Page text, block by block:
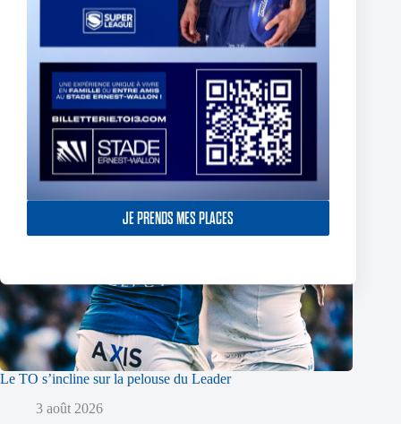
JE PRENDS MES PLACES
Le TO s’incline sur la pelouse du Leader
3 août 2026